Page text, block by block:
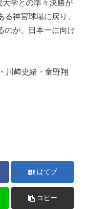
学との準々決勝が
神宮球場に戻り、
のか、日本一に向け
川﨑史緒・童野翔
はてブ
コピー